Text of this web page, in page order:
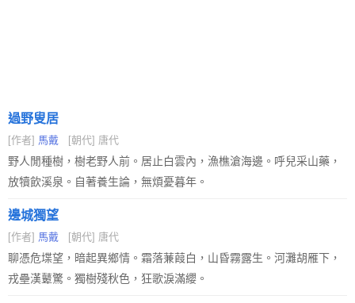
過野叟居
[作者] 馬戴 [朝代] 唐代
野人閒種樹，樹老野人前。居止白雲內，漁樵滄海邊。呼兒采山藥，
放犢飲溪泉。自著養生論，無煩憂暮年。
邊城獨望
[作者] 馬戴 [朝代] 唐代
聊憑危堞望，暗起異鄉情。霜落蒹葭白，山昏霧露生。河灘胡雁下，
戎壘漢鼙驚。獨樹殘秋色，狂歌淚滿纓。